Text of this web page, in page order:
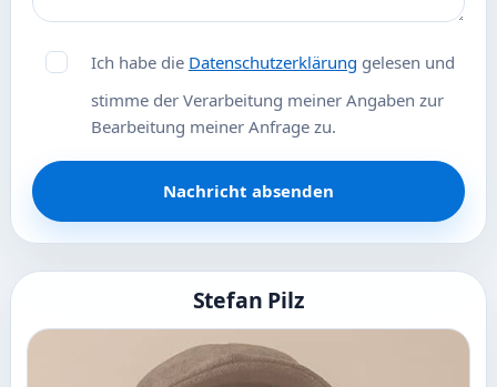
Ich habe die Datenschutzerklärung gelesen und
stimme der Verarbeitung meiner Angaben zur
Bearbeitung meiner Anfrage zu.
Nachricht absenden
Stefan Pilz